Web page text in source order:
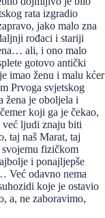
rata izgradio
jako malo zna
rođaci i stariji
ali, i ono malo
gotovo antički
imao ženu i malu kćer
Prvoga svjetskog
žena je oboljela i
koji ga je čekao,
ljudi znaju biti
taj naš Marat, taj
svojemu fizičkom
i ponajljepše
Već odavno nema
koje je ostavio
a, ne zaboravimo,